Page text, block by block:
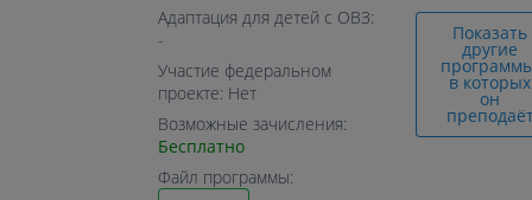
Адаптация для детей с ОВЗ:
-
Участие федеральном
проекте: Нет
Возможные зачисления:
Бесплатно
Файл программы:
Показать
другие
в которых
он